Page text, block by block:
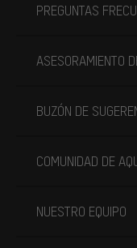
PREGUNTAS
ASESORAMIENTO
BUZÓN DE
COMUNIDAD DE
NUESTRO EQUIPO